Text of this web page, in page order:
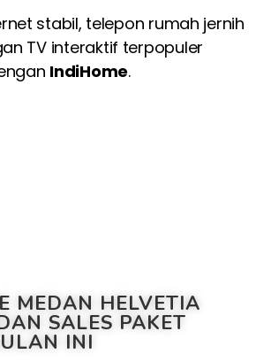
stabil, telepon rumah jernih
TV interaktif terpopuler
IndiHome.
MEDAN HELVETIA
SALES PAKET
INI